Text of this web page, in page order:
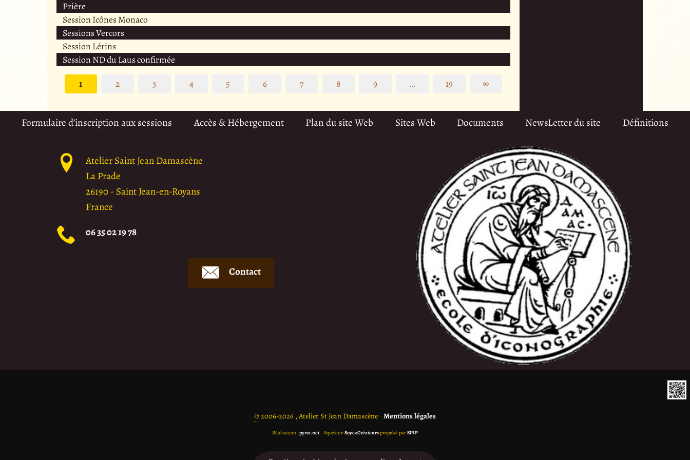
Prière
Session Icônes Monaco
Sessions Vercors
Session Lérins
Session ND du Laus confirmée
1
2 3 4 5 6 7 8 9 … 19 ∞
Formulaire d’inscription aux sessions Accès & Hébergement Plan du site Web Sites Web Documents NewsLetter du site Définitions
Atelier Saint Jean Damascène
La Prade
26190- Saint Jean-en-Royans
France
06 35 02 19 78
Contact
©2006-2026 , Atelier St Jean Damascène • Mentions légales
Réalisation :pyrat.net •Squelette SoyezCréateurspropulsé parSPIP